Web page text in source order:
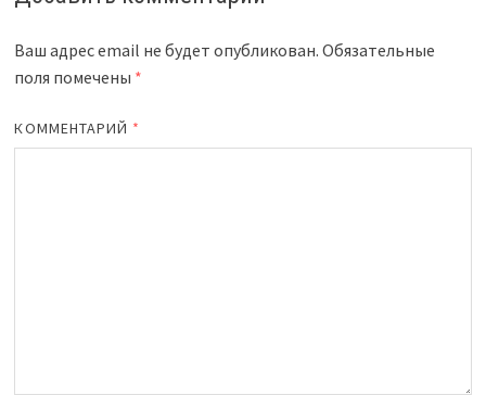
Ваш адрес email не будет опубликован. Обязательные
поля помечены *
КОММЕНТАРИЙ *